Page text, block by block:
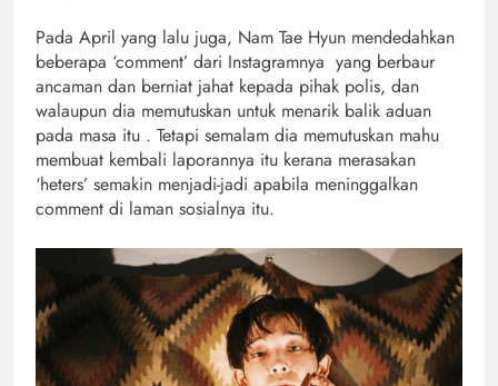
Pada April yang lalu juga, Nam Tae Hyun mendedahkan
beberapa ‘comment’ dari Instagramnya yang berbaur
ancaman dan berniat jahat kepada pihak polis, dan
walaupun dia memutuskan untuk menarik balik aduan
pada masa itu . Tetapi semalam dia memutuskan mahu
membuat kembali laporannya itu kerana merasakan
‘heters’ semakin menjadi-jadi apabila meninggalkan
comment di laman sosialnya itu.